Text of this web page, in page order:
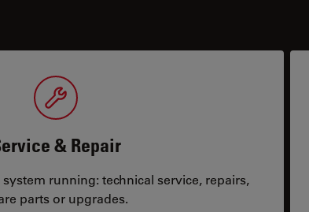
& Repair
running: technical service, repairs,
parts or upgrades.